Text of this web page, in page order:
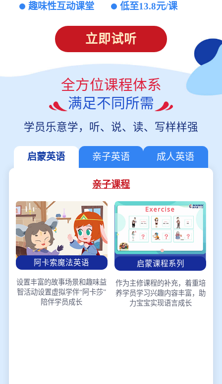
趣味性互动课堂
低至13.8元/课
立即试听
全方位课程体系
满足不同所需
学员乐意学，听、说、读、写样样强
启蒙英语 亲子英语 成人英语
亲子课程
阿卡索魔法英语
设置丰富的故事场景和趣味益
智活动设置虚拟学伴“阿卡莎”
陪伴学员成长
启蒙课程系列
作为主修课程的补充，着重培
养学员学习兴趣内容丰富，助
力宝宝实现语言成长